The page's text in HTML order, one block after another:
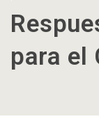
para el